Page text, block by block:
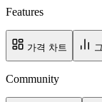
Features
가격 차트
Community